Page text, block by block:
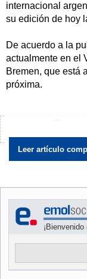
internacional
su edición de hoy
De acuerdo a la
actualmente en el
Bremen, que está
próxima.
París St. Germain
antes de recalar
experiencia
para el costado
publicación.
Leer artículo
¡Bienvenido